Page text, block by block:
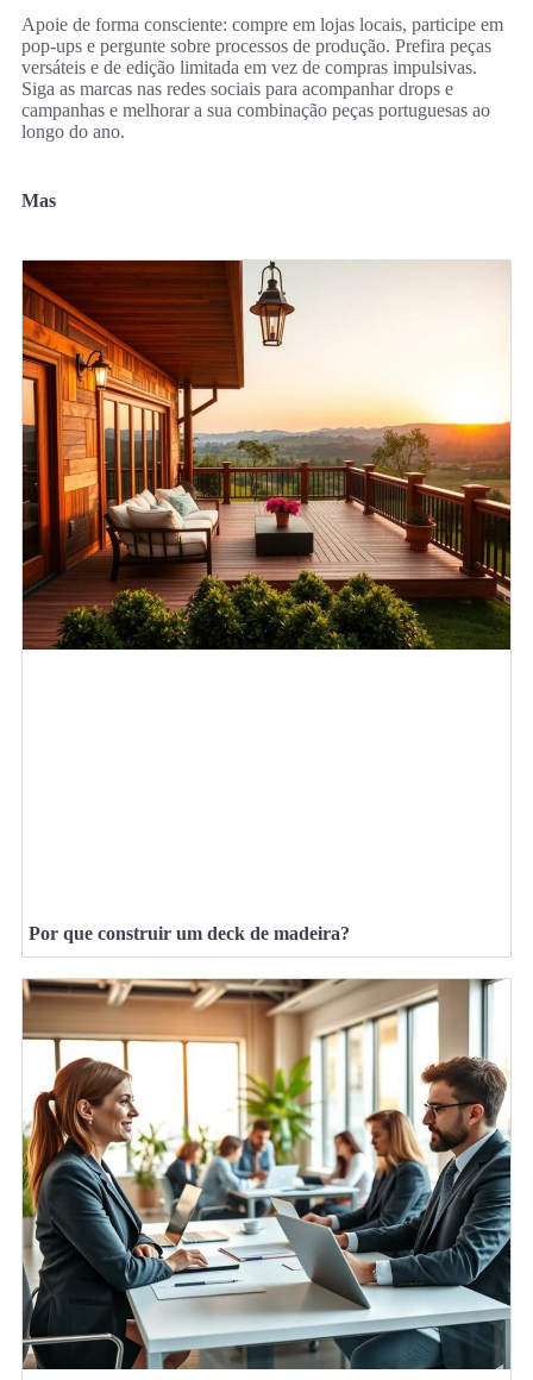
Apoie de forma consciente: compre em lojas locais, participe em
pop‑ups e pergunte sobre processos de produção. Prefira peças
versáteis e de edição limitada em vez de compras impulsivas.
Siga as marcas nas redes sociais para acompanhar drops e
campanhas e melhorar a sua combinação peças portuguesas ao
longo do ano.
Mas
Por que construir um deck de madeira?